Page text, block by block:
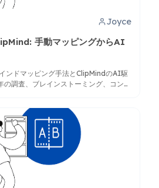
Joyce
手動マッピングからAI
ンドマッピング手法とClipMindのAI駆
調査、ブレインストーミング、コンテ